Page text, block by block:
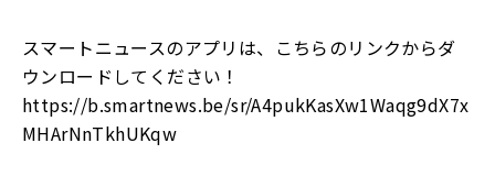
スマートニュースのアプリは、こちらのリンクからダ
ウンロードしてください！
https://b.smartnews.be/sr/A4pukKasXw1Waqg9dX7x
MHArNnTkhUKqw